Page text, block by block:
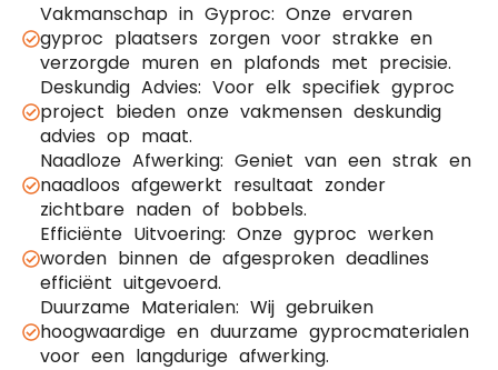
Vakmanschap in Gyproc: Onze ervaren
gyproc plaatsers zorgen voor strakke en
verzorgde muren en plafonds met precisie.
Deskundig Advies: Voor elk specifiek gyproc
project bieden onze vakmensen deskundig
advies op maat.
Naadloze Afwerking: Geniet van een strak en
naadloos afgewerkt resultaat zonder
zichtbare naden of bobbels.
Efficiënte Uitvoering: Onze gyproc werken
worden binnen de afgesproken deadlines
efficiënt uitgevoerd.
Duurzame Materialen: Wij gebruiken
hoogwaardige en duurzame gyprocmaterialen
voor een langdurige afwerking.